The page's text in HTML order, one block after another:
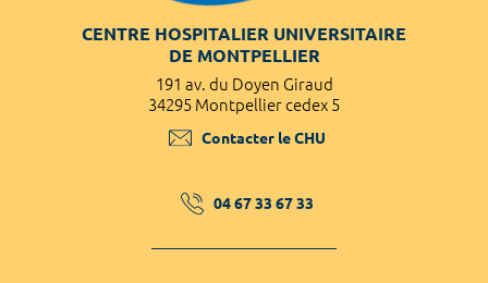
CENTRE HOSPITALIER UNIVERSITAIRE
DE MONTPELLIER
191 av. du Doyen Giraud
34295 Montpellier cedex 5
Contacter le CHU
04 67 33 67 33